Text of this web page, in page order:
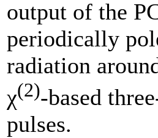
output of the
periodically
radiation
χ(2)-based
pulses.